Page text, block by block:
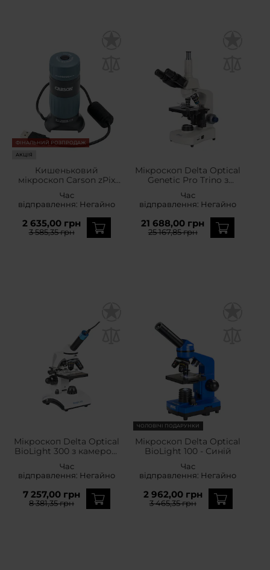
ФІНАЛЬНИЙ РОЗПРОДАЖ
АКЦІЯ
Кишеньковий
мікроскоп Carson zPix
Час
відправлення: Негайно
2 635,00 грн
3 585,35 грн
Мікроскоп Delta Optical
Genetic Pro Trino з
Час
відправлення: Негайно
21 688,00 грн
25 167,85 грн
Мікроскоп Delta Optical
BioLight 300 з камерою
Basic 2 MP
Час
відправлення: Негайно
7 257,00 грн
8 381,35 грн
ЧОЛОВІЧІ ПОДАРУНКИ
Мікроскоп Delta Optical
BioLight 100 - Синій
Час
відправлення: Негайно
2 962,00 грн
3 465,35 грн